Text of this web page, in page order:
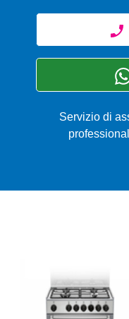
Servizio di